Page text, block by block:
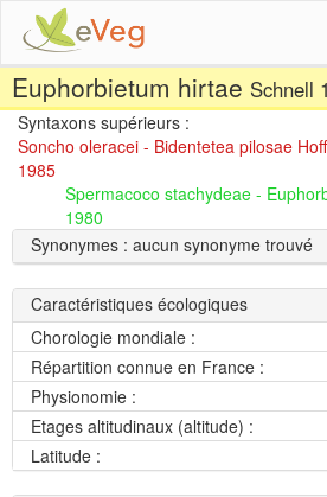
Euphorbietum hirtae Schnell
Syntaxons supérieurs :
Soncho oleracei - Bidentetea pilosae
1985
Spermacoco stachydeae -
1980
Synonymes : aucun synonyme trouvé
Caractéristiques écologiques
Chorologie mondiale :
Répartition connue en France :
Physionomie :
Etages altitudinaux (altitude) :
Latitude :